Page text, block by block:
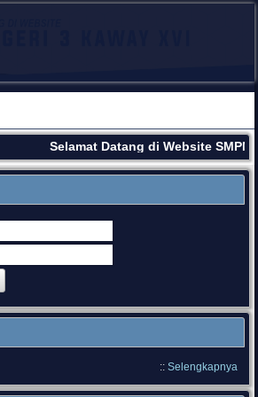
Selamat Datang di Website SMPN
:: Selengkapnya